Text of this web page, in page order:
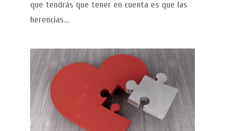
que tendrás que tener en cuenta es que las
herencias...